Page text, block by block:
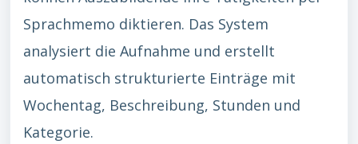
Sprachmemo diktieren. Das System
analysiert die Aufnahme und erstellt
automatisch strukturierte Einträge mit
Wochentag, Beschreibung, Stunden und
Kategorie.